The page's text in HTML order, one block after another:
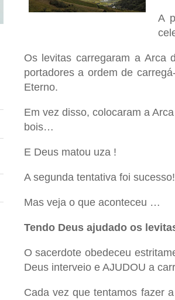
A
Os levitas carregaram a Arca
portadores a ordem de
Eterno.
Em vez disso, colocaram a
bois…
E Deus matou uza !
A segunda tentativa foi sucesso!
Mas veja o que aconteceu …
Tendo Deus ajudado os
O sacerdote obedeceu
Deus interveio e AJUDOU a
Cada vez que tentamos fazer